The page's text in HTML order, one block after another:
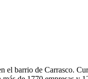
barrio de Carrasco.